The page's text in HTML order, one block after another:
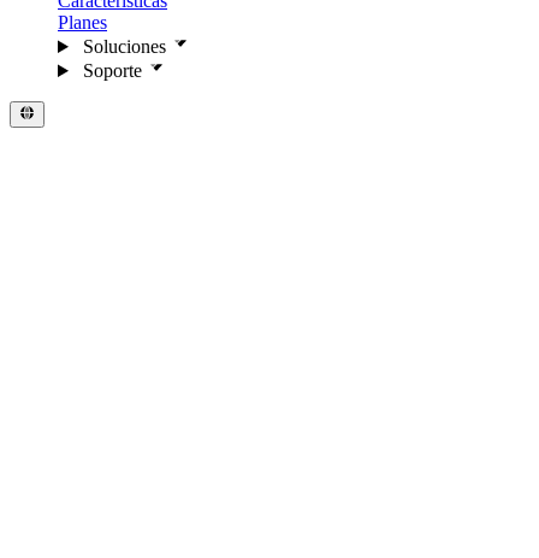
Planes
Soluciones
Soporte